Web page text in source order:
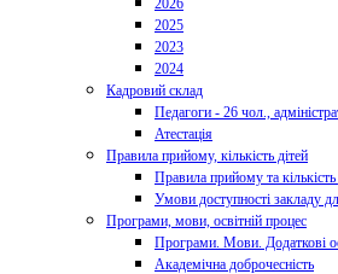
2026
2025
2023
2024
Кадровий склад
Педагоги - 26 чол.,
Атестація
Правила прийому, кількість дітей
Правила прийому та кількість
Умови доступності закладу
Програми, мови, освітній процес
Програми. Мови. Додаткові
Академічна доброчесність